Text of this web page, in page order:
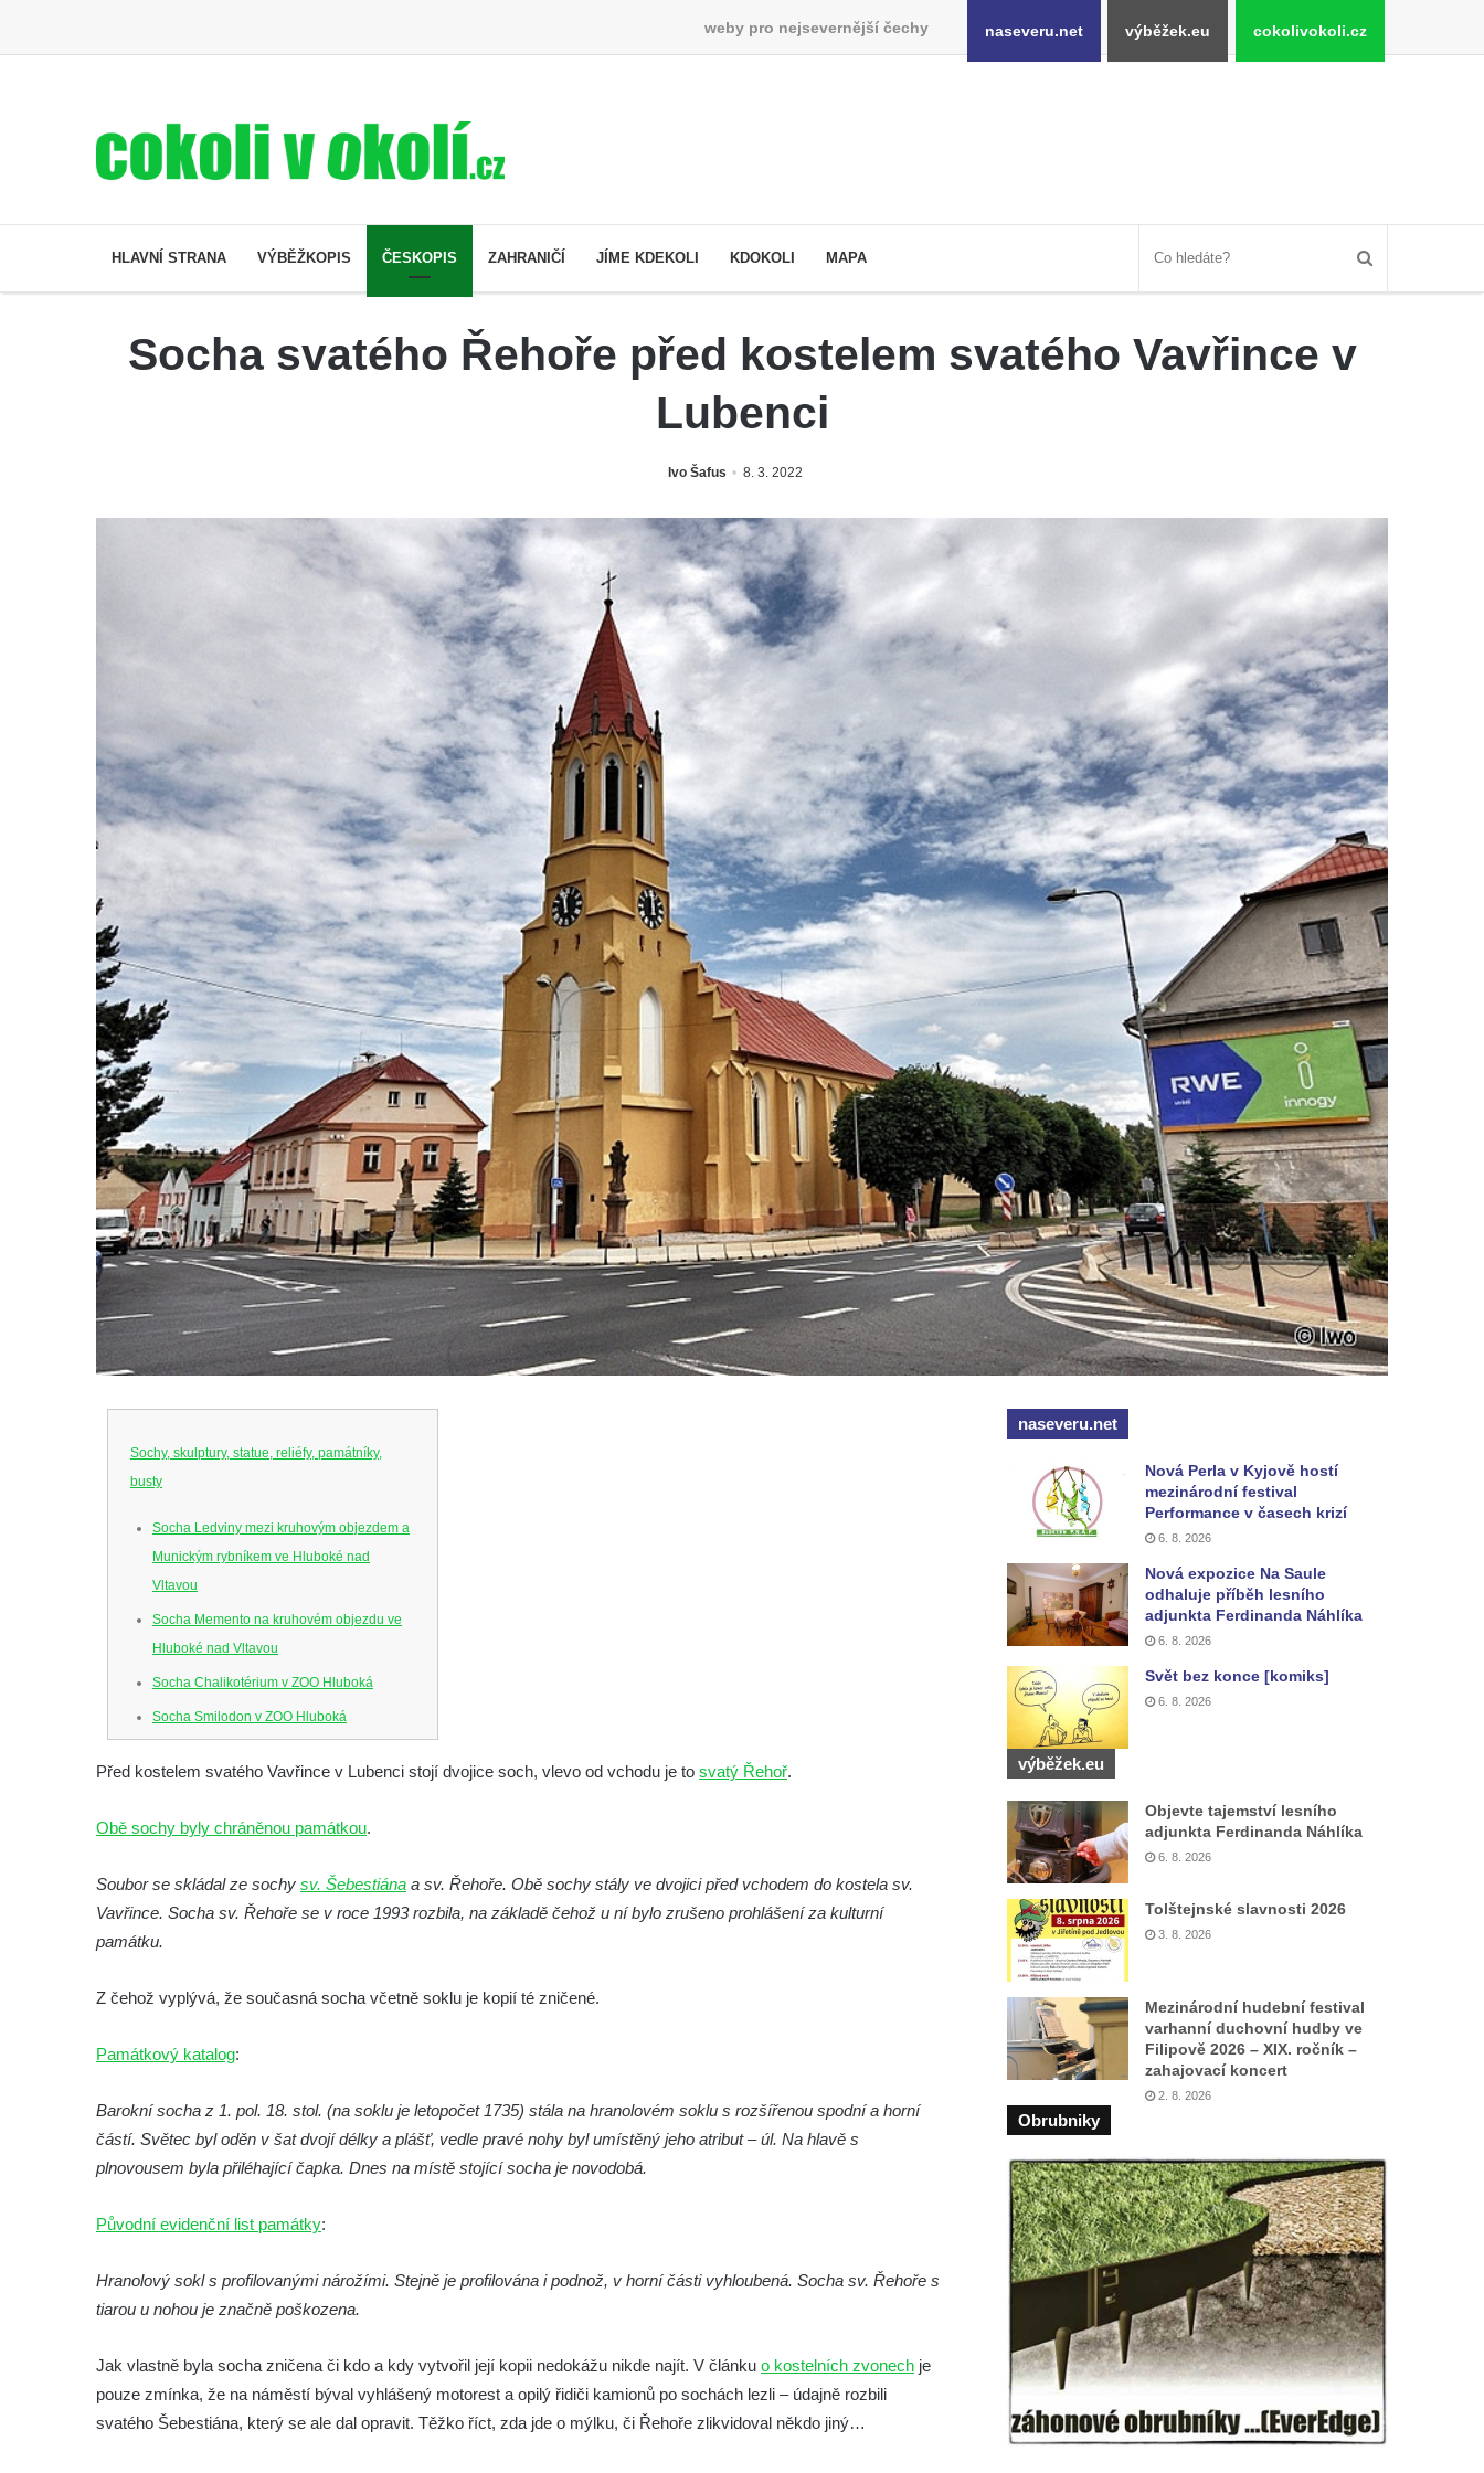
weby pro nejsevernější čechy naseveru.net výběžek.eu cokolivokoli.cz
HLAVNÍ STRANA VÝBĚŽKOPIS ČESKOPIS ZAHRANIČÍ JÍME KDEKOLI KDOKOLI MAPA
Socha svatého Řehoře před kostelem svatého Vavřince v
Lubenci
Ivo Šafus 8. 3. 2022
Sochy, skulptury, statue, reliéfy, památníky,
busty
Socha Ledviny mezi kruhovým objezdem a
Munickým rybníkem ve Hluboké nad
Vltavou
Socha Memento na kruhovém objezdu ve
Hluboké nad Vltavou
Socha Chalikotérium v ZOO Hluboká
Socha Smilodon v ZOO Hluboká
Socha Plejtvák obrovský v ZOO Hluboká
Socha Mamutí lebka v ZOO Hluboká
Socha Mamut srstnatý v ZOO Hluboká
Socha Vydry si hrají v ZOO Hluboká
Socha Matka příroda v ZOO Hluboká
Socha Vlčice s mládětem v ZOO Hluboká
Socha Orlice v ZOO Hluboká
Socha Včela v ZOO Hluboká
Socha Housenka v ZOO Hluboká
Socha Nosorožík v ZOO Hluboká
Před kostelem svatého Vavřince v Lubenci stojí dvojice soch, vlevo od vchodu je to svatý Řehoř.
Obě sochy byly chráněnou památkou.
Soubor se skládal ze sochy sv. Šebestiána a sv. Řehoře. Obě sochy stály ve dvojici před vchodem do kostela sv.
Vavřince. Socha sv. Řehoře se v roce 1993 rozbila, na základě čehož u ní bylo zrušeno prohlášení za kulturní
památku.
Z čehož vyplývá, že současná socha včetně soklu je kopií té zničené.
Památkový katalog:
Barokní socha z 1. pol. 18. stol. (na soklu je letopočet 1735) stála na hranolovém soklu s rozšířenou spodní a horní
částí. Světec byl oděn v šat dvojí délky a plášť, vedle pravé nohy byl umístěný jeho atribut – úl. Na hlavě s
plnovousem byla přiléhající čapka. Dnes na místě stojící socha je novodobá.
Původní evidenční list památky:
Hranolový sokl s profilovanými nárožími. Stejně je profilována i podnož, v horní části vyhloubená. Socha sv. Řehoře s
tiarou u nohou je značně poškozena.
Jak vlastně byla socha zničena či kdo a kdy vytvořil její kopii nedokážu nikde najít. V článku o kostelních zvonech je
pouze zmínka, že na náměstí býval vyhlášený motorest a opilý řidiči kamionů po sochách lezli – údajně rozbili
svatého Šebestiána, který se ale dal opravit. Těžko říct, zda jde o mýlku, či Řehoře zlikvidoval někdo jiný…
naseveru.net
Nová Perla v Kyjově hostí
mezinárodní festival
Performance v časech krizí
6. 8. 2026
Nová expozice Na Saule
odhaluje příběh lesního
adjunkta Ferdinanda Náhlíka
6. 8. 2026
Svět bez konce [komiks]
6. 8. 2026
výběžek.eu
Objevte tajemství lesního
adjunkta Ferdinanda Náhlíka
6. 8. 2026
Tolštejnské slavnosti 2026
3. 8. 2026
Mezinárodní hudební festival
varhanní duchovní hudby ve
Filipově 2026 – XIX. ročník –
zahajovací koncert
2. 8. 2026
Obrubniky